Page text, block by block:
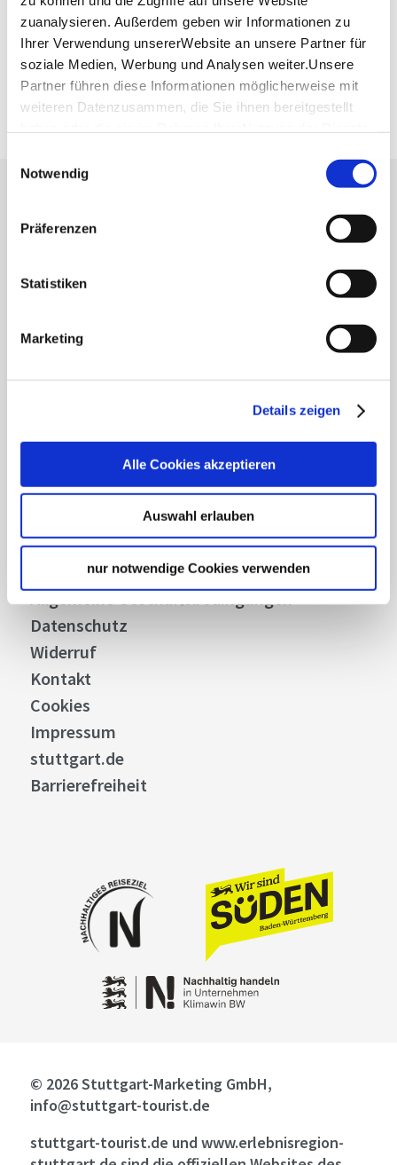
zuanalysieren. Außerdem geben wir Informationen zu
Ihrer Verwendung unsererWebsite an unsere Partner für
soziale Medien, Werbung und Analysen weiter.Unsere
Partner führen diese Informationen möglicherweise mit
weiteren Datenzusammen, die Sie ihnen bereitgestellt
Impressum
Notwendig
Präferenzen
Statistiken
Marketing
Details zeigen
Alle Cookies akzeptieren
Auswahl erlauben
nur notwendige Cookies verwenden
Fahrplanauskunft des VVS
Deutsche Bahn AG
Fahrplanauskunft der DB
Google Maps
Google Maps Route
Mit unserem Newsletter bleiben Sie zu Events,
Stuttgart und Region immer up-to-date.
Über uns
Stellenangebote
Presse
Stuttgart Convention Bureau
Bilddatenbank
Allgemeine Geschäftsbedingungen
Datenschutz
Widerruf
Kontakt
Cookies
Impressum
stuttgart.de
Barrierefreiheit
© 2026 Stuttgart-Marketing GmbH,
info@stuttgart-tourist.de
stuttgart-tourist.de und www.erlebnisregion-